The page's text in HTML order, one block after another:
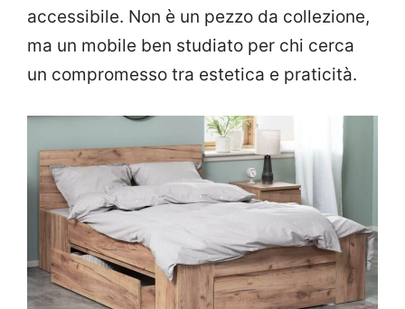
accessibile. Non è un pezzo da collezione,
ma un mobile ben studiato per chi cerca
un compromesso tra estetica e praticità.